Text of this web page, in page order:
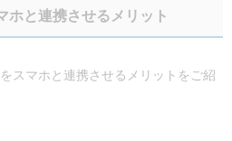
ホと連携させるメリット
スマホと連携させるメリットをご紹